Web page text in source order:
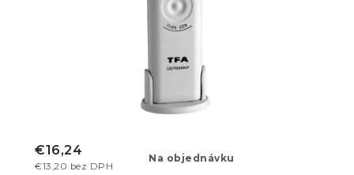
Na objednávku
€13,20 bez DPH
€16,24